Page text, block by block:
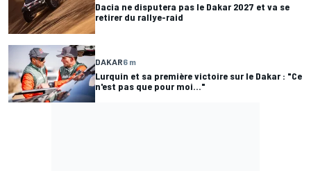
Dacia ne disputera pas le Dakar 2027 et va se
retirer du rallye-raid
DAKAR6 m
Lurquin et sa première victoire sur le Dakar : "Ce
n'est pas que pour moi..."